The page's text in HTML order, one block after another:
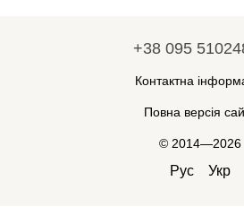
+38 095
Контактна
Повна версія
© 2014—2026
Рус Укр